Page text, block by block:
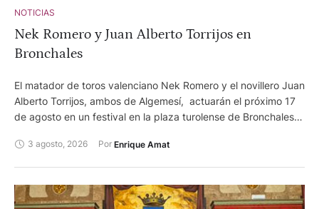
feria de Algemesí, de manera que ambos podrán optar
también al título de triunfador de la feria, ya que la novillada
del circuito se enmarca dentro de su programación. Con los
Pasarán a la Gran Final, que se celebrará el domingo 4 de
octubre en Villena, el mejor novillero de cada una de las
dossemifinales …
NOTICIAS
Nek Romero y Juan Alberto Torrijos en
Bronchales
El matador de toros valenciano Nek Romero y el novillero Juan
Alberto Torrijos, ambos de Algemesí, actuarán el próximo 17
de agosto en un festival en la plaza turolense de Bronchales.
3 agosto, 2026 Por Enrique Amat